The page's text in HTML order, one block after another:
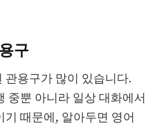
구
관용구가 많이 있습니다.
중뿐 아니라 일상 대화에서
때문에, 알아두면 영어